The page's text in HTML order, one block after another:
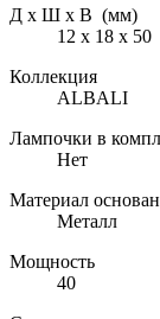
Д х Ш х В (мм)
12 х 18 х 50
Коллекция
ALBALI
Лампочки в
Нет
Материал
Металл
Мощность
40